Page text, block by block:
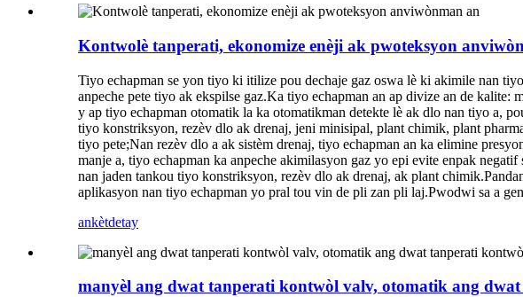
Kontwolè tanperati, ekonomize enèji ak pwoteksyon
Tiyo echapman se yon tiyo ki itilize pou dechaje gaz oswa lè ki akimile nan
anpeche pete tiyo ak ekspilse gaz.Ka tiyo echapman an ap divize an de
y ap tiyo echapman otomatik la ka otomatikman detekte lè ak dlo nan tiyo a,
tiyo konstriksyon, rezèv dlo ak drenaj, jeni minisipal, plant chimik, plant
tiyo pete;Nan rezèv dlo a ak sistèm drenaj, tiyo echapman an ka elimine
manje a, tiyo echapman ka anpeche akimilasyon gaz yo epi evite enpak
nan jaden tankou tiyo konstriksyon, rezèv dlo ak drenaj, ak plant
aplikasyon nan tiyo echapman yo pral tou vin de pli zan pli laj.Pwodwi sa a
ankètdetay
manyèl ang dwat tanperati kontwòl valv, otomatik ang